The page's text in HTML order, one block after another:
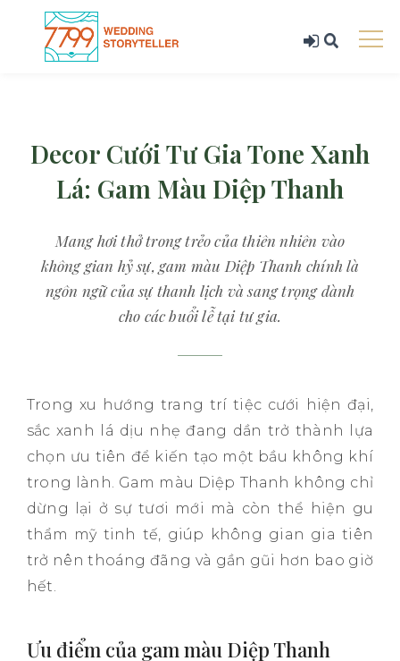
Decor Cưới Tư Gia Tone Xanh
Lá: Gam Màu Diệp Thanh
Mang hơi thở trong trẻo của thiên nhiên vào
không gian hỷ sự, gam màu Diệp Thanh chính là
ngôn ngữ của sự thanh lịch và sang trọng dành
cho các buổi lễ tại tư gia.
Trong xu hướng trang trí tiệc cưới hiện đại,
sắc xanh lá dịu nhẹ đang dần trở thành lựa
chọn ưu tiên để kiến tạo một bầu không khí
trong lành. Gam màu Diệp Thanh không chỉ
dừng lại ở sự tươi mới mà còn thể hiện gu
thẩm mỹ tinh tế, giúp không gian gia tiên
trở nên thoáng đãng và gần gũi hơn bao giờ
hết.
Ưu điểm của gam màu Diệp Thanh